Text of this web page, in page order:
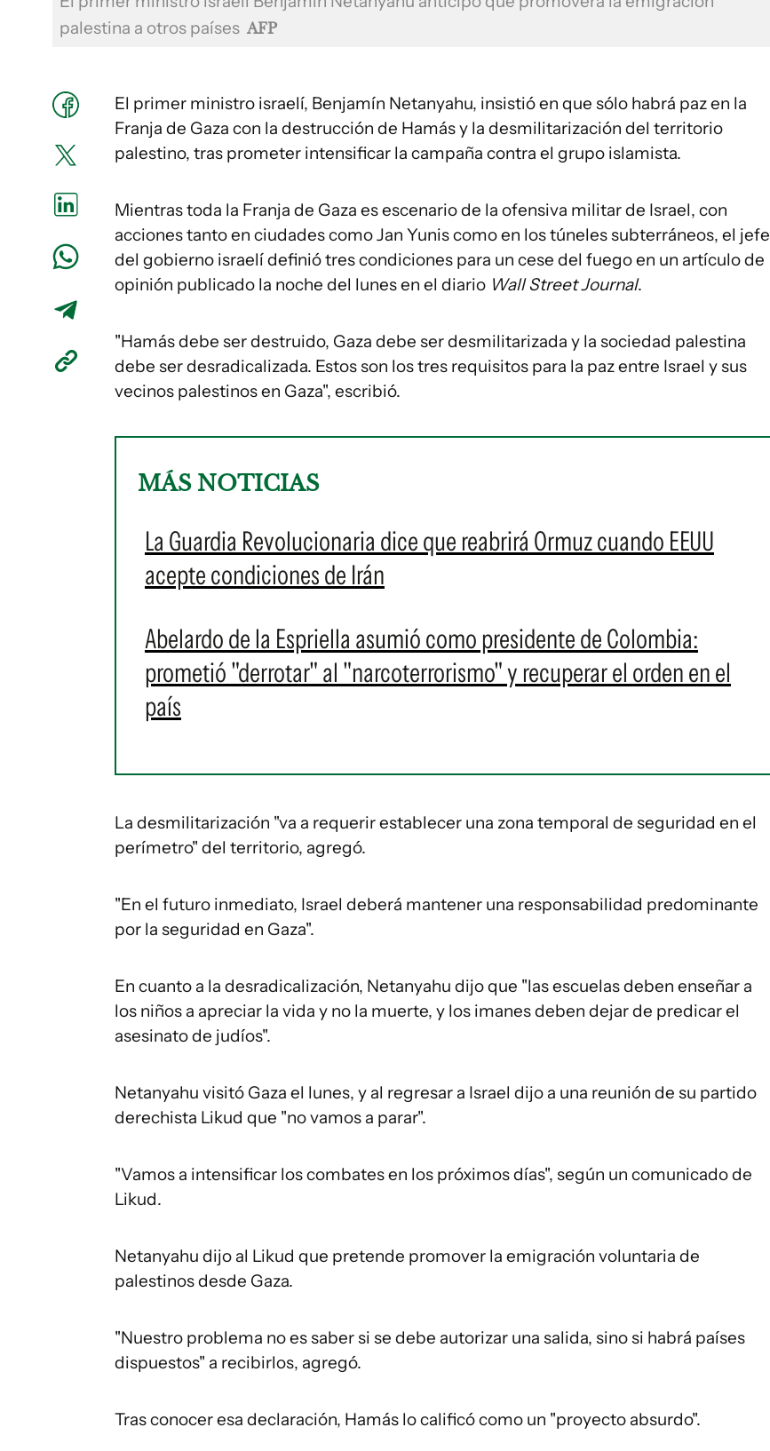
palestina a otros países AFP
El primer ministro israelí, Benjamín Netanyahu, insistió en que sólo habrá paz en la
Franja de Gaza con la destrucción de Hamás y la desmilitarización del territorio
palestino, tras prometer intensificar la campaña contra el grupo islamista.
Mientras toda la Franja de Gaza es escenario de la ofensiva militar de Israel, con
acciones tanto en ciudades como Jan Yunis como en los túneles subterráneos, el jefe
del gobierno israelí definió tres condiciones para un cese del fuego en un artículo de
opinión publicado la noche del lunes en el diario Wall Street Journal.
"Hamás debe ser destruido, Gaza debe ser desmilitarizada y la sociedad palestina
debe ser desradicalizada. Estos son los tres requisitos para la paz entre Israel y sus
vecinos palestinos en Gaza", escribió.
MÁS NOTICIAS
La Guardia Revolucionaria dice que reabrirá Ormuz cuando EEUU
acepte condiciones de Irán
Abelardo de la Espriella asumió como presidente de Colombia:
prometió "derrotar" al "narcoterrorismo" y recuperar el orden en el
país
La desmilitarización "va a requerir establecer una zona temporal de seguridad en el
perímetro" del territorio, agregó.
"En el futuro inmediato, Israel deberá mantener una responsabilidad predominante
por la seguridad en Gaza".
En cuanto a la desradicalización, Netanyahu dijo que "las escuelas deben enseñar a
los niños a apreciar la vida y no la muerte, y los imanes deben dejar de predicar el
asesinato de judíos".
Netanyahu visitó Gaza el lunes, y al regresar a Israel dijo a una reunión de su partido
derechista Likud que "no vamos a parar".
"Vamos a intensificar los combates en los próximos días", según un comunicado de
Likud.
Netanyahu dijo al Likud que pretende promover la emigración voluntaria de
palestinos desde Gaza.
"Nuestro problema no es saber si se debe autorizar una salida, sino si habrá países
dispuestos" a recibirlos, agregó.
Tras conocer esa declaración, Hamás lo calificó como un "proyecto absurdo".